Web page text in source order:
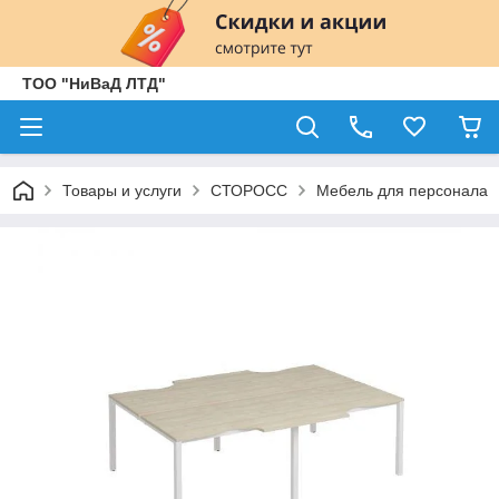
ТОО "НиВаД ЛТД"
Товары и услуги СТОРОСС Мебель для персонала